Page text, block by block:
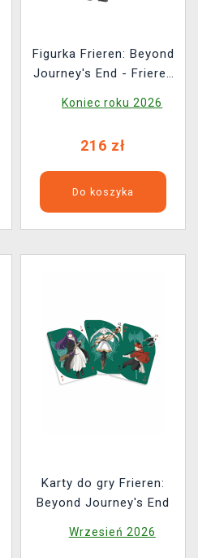
Figurka Frieren: Beyond
Journey's End - Frieren
Company)
Koniec roku 2026
216 zł
Do koszyka
Karty do gry Frieren:
Beyond Journey's End
Wrzesień 2026